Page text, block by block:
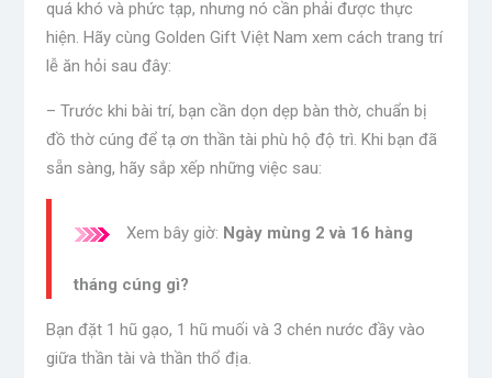
quá khó và phức tạp, nhưng nó cần phải được thực
hiện. Hãy cùng Golden Gift Việt Nam xem cách trang trí
lễ ăn hỏi sau đây:
– Trước khi bài trí, bạn cần dọn dẹp bàn thờ, chuẩn bị
đồ thờ cúng để tạ ơn thần tài phù hộ độ trì. Khi bạn đã
sẵn sàng, hãy sắp xếp những việc sau:
Xem bây giờ: Ngày mùng 2 và 16 hàng
tháng cúng gì?
Bạn đặt 1 hũ gạo, 1 hũ muối và 3 chén nước đầy vào
giữa thần tài và thần thổ địa.